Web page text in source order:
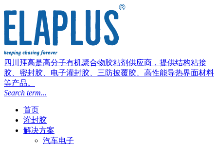
四川拜高是高分子有机聚合物胶粘剂供应商，提供结构粘接
胶、密封胶、电子灌封胶、三防披覆胶、高性能导热界面材料
等产品。
Search term...
首页
灌封胶
解决方案
汽车电子